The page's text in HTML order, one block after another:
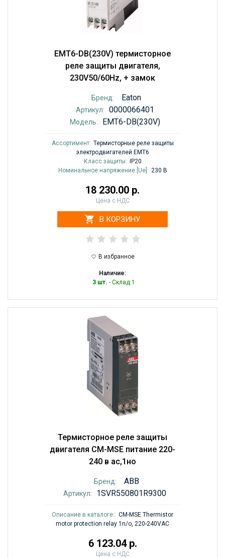
EMT6-DB(230V) термисторное
реле защиты двигателя,
230V50/60Hz, + замок
Бренд: Eaton
Артикул: 0000066401
Модель: EMT6-DB(230V)
Ассортимент: Термисторные реле защиты
электродвигателей EMT6
Класс защиты:
IP20
Номинальное напряжение [Ue]: 230 В
18 230.00 р.
Цена с НДС
В КОРЗИНУ
В избранное
Наличие:
3 шт. - Склад 1
Термисторное реле защиты
двигателя CM-MSE питание 220-
240 в ac,1но
Бренд: ABB
Артикул: 1SVR550801R9300
Описание в каталоге:: CM-MSE Thermistor
motor protection relay 1n/o, 220-240VAC
6 123.04 р.
Цена с НДС